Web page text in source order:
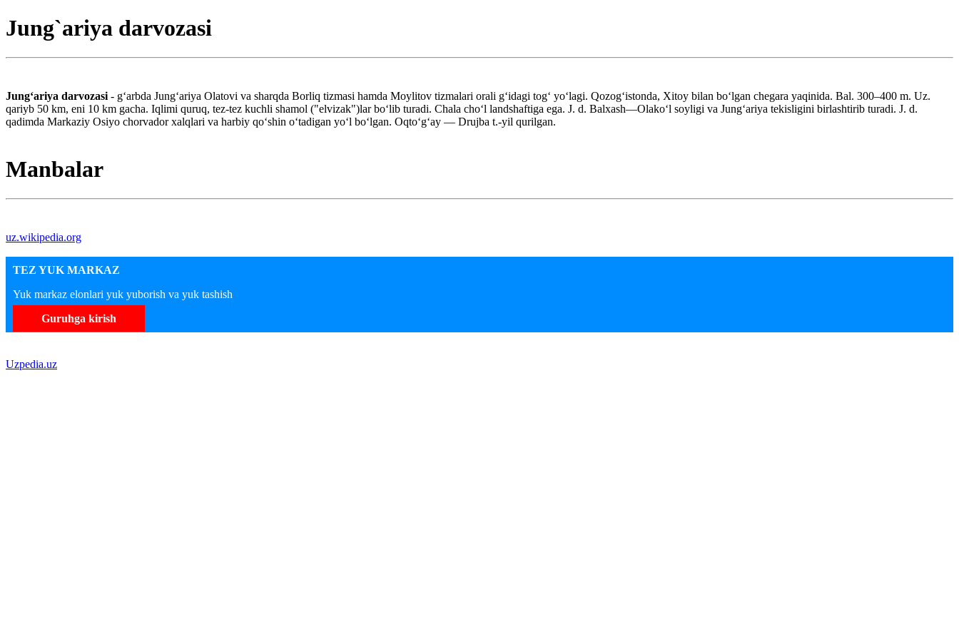
Jung`ariya darvozasi
Jungʻariya darvozasi - gʻarbda Jungʻariya Olatovi va sharqda Borliq tizmasi hamda Moylitov tizmalari orali gʻidagi togʻ yoʻlagi. Qozogʻistonda, Xitoy bilan boʻlgan chegara yaqinida. Bal. 300–400 m. Uz.
qariyb 50 km, eni 10 km gacha. Iqlimi quruq, tez-tez kuchli shamol ("elvizak")lar boʻlib turadi. Chala choʻl landshaftiga ega. J. d. Balxash—Olakoʻl soyligi va Jungʻariya tekisligini birlashtirib turadi. J. d.
qadimda Markaziy Osiyo chorvador xalqlari va harbiy qoʻshin oʻtadigan yoʻl boʻlgan. Oqtoʻgʻay — Drujba t.-yil qurilgan.
Manbalar
uz.wikipedia.org
TEZ YUK MARKAZ
Yuk markaz elonlari yuk yuborish va yuk tashish
Guruhga kirish
Uzpedia.uz